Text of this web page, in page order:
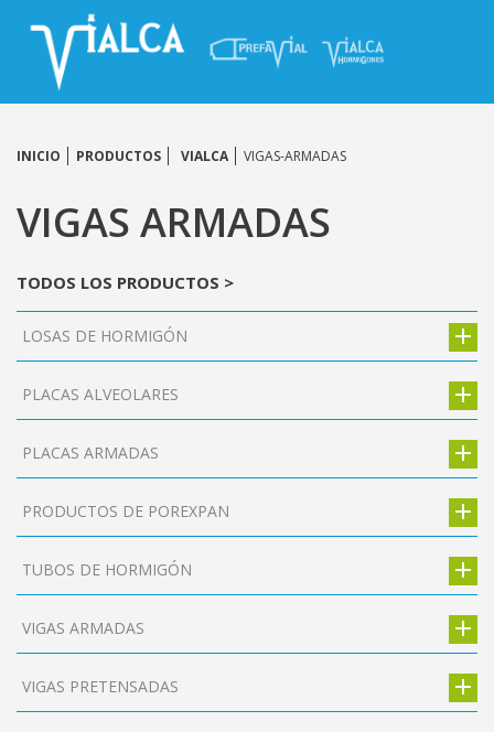
INICIO PRODUCTOS VIALCA VIGAS-ARMADAS
VIGAS ARMADAS
TODOS LOS PRODUCTOS >
LOSAS DE HORMIGÓN
PLACAS ALVEOLARES
PLACAS ARMADAS
PRODUCTOS DE POREXPAN
TUBOS DE HORMIGÓN
VIGAS ARMADAS
VIGAS PRETENSADAS